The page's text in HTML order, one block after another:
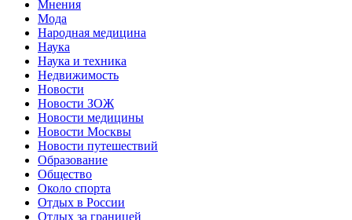
Мнения
Мода
Народная медицина
Наука
Наука и техника
Недвижимость
Новости
Новости ЗОЖ
Новости медицины
Новости Москвы
Новости путешествий
Образование
Общество
Около спорта
Отдых в России
Отдых за границей